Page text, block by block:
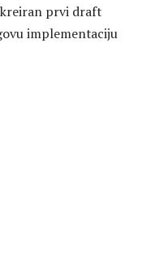
prvi draft
implementaciju